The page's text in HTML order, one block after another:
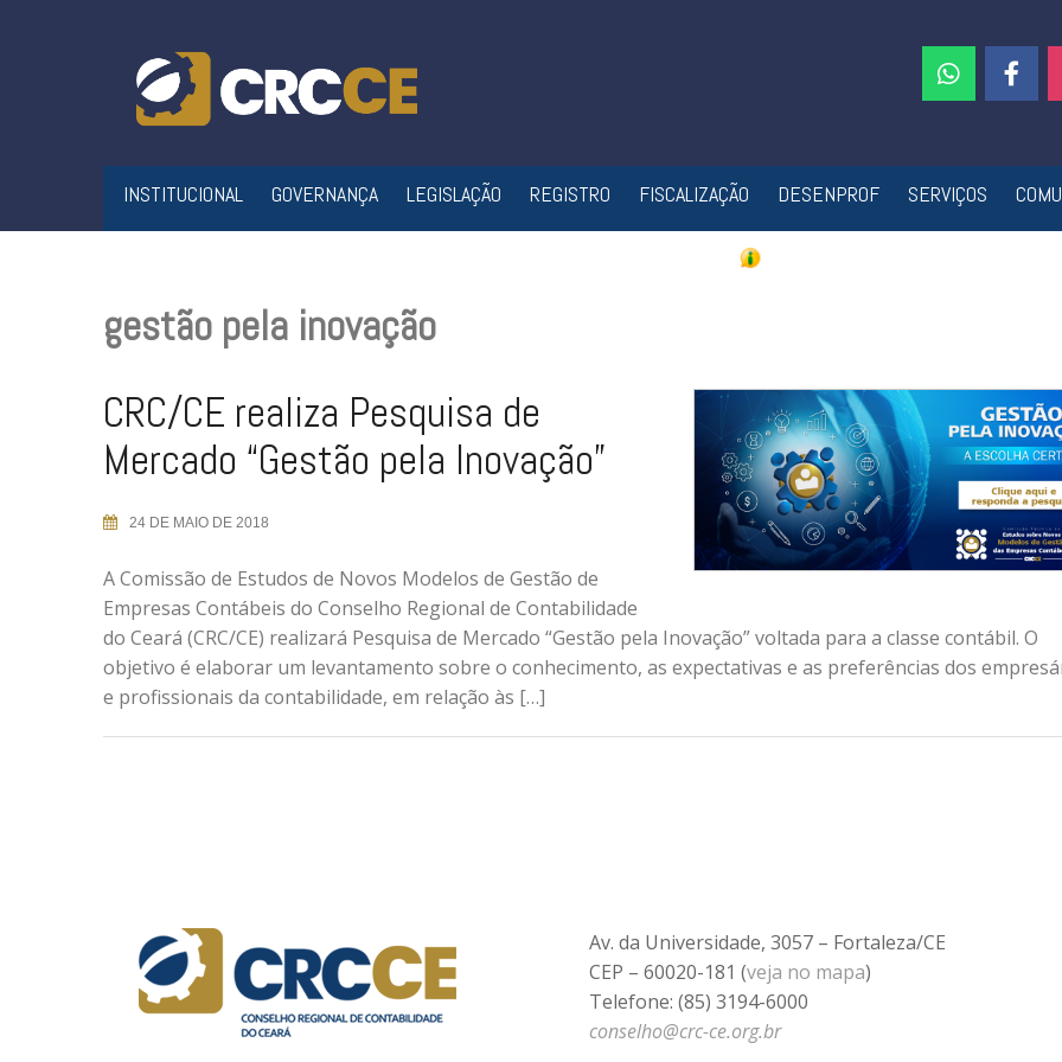
INSTITUCIONAL GOVERNANÇA LEGISLAÇÃO REGISTRO FISCALIZAÇÃO DESENPROF SERVIÇOS
gestão pela inovação
CRC/CE realiza Pesquisa de
Mercado “Gestão pela Inovação”
24 DE MAIO DE 2018
A Comissão de Estudos de Novos Modelos de Gestão de
Empresas Contábeis do Conselho Regional de Contabilidade
do Ceará (CRC/CE) realizará Pesquisa de Mercado “Gestão pela Inovação” voltada para a classe contábil. O
objetivo é elaborar um levantamento sobre o conhecimento, as expectativas e as preferências dos
e profissionais da contabilidade, em relação às […]
Av. da Universidade, 3057 – Fortaleza/CE
CEP – 60020-181 (veja no mapa)
Telefone: (85) 3194-6000
conselho@crc-ce.org.br